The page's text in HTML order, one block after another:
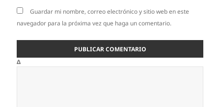
Guardar mi nombre, correo electrónico y sitio web en este
navegador para la próxima vez que haga un comentario.
Δ